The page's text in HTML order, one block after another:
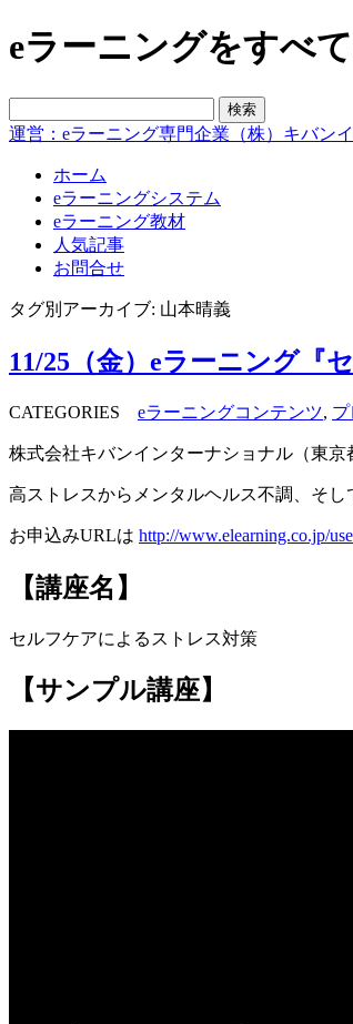
eラーニングをすべ
運営：eラーニング専門企業（株）キバン
ホーム
eラーニングシステム
eラーニング教材
人気記事
お問合せ
タグ別アーカイブ: 山本晴義
11/25（金）eラーニング『
CATEGORIES eラーニングコンテンツ,
株式会社キバンインターナショナル（東
高ストレスからメンタルヘルス不調、そ
お申込みURLは http://www.elearning.co.jp/
【講座名】
セルフケアによるストレス対策
【サンプル講座】